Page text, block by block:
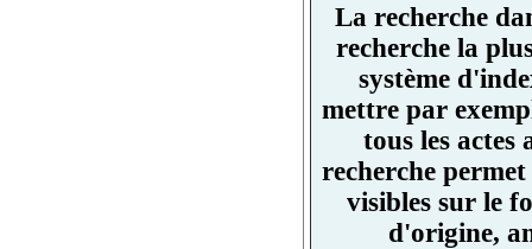
La recherche
recherche la
système
mettre par
tous les
recherche
visibles sur le
d'origine,